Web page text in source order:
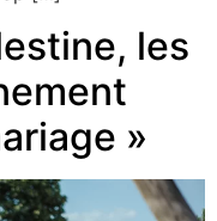
les
»